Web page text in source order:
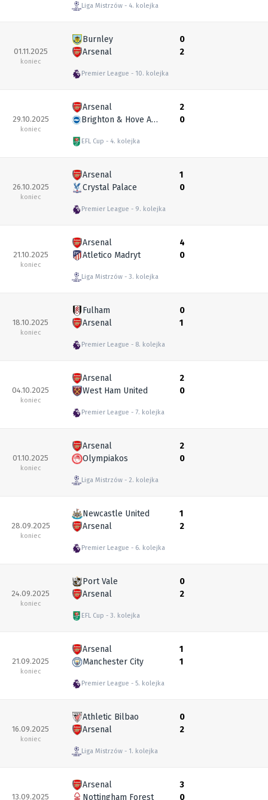
Liga Mistrzów 4. kolejka
01.11.2025
koniec
Burnley
Arsenal
Premier League 10. kolejka
0
2
29.10.2025
koniec
Arsenal
Brighton & Hove Albion
EFL Cup 4. kolejka
2
0
26.10.2025
koniec
Arsenal
Crystal Palace
Premier League 9. kolejka
1
0
21.10.2025
koniec
Arsenal
Atletico Madryt
Liga Mistrzów 3. kolejka
4
0
18.10.2025
koniec
Fulham
Arsenal
Premier League 8. kolejka
0
1
04.10.2025
koniec
Arsenal
West Ham United
Premier League 7. kolejka
2
0
01.10.2025
koniec
Arsenal
Olympiakos
Liga Mistrzów 2. kolejka
2
0
28.09.2025
koniec
Newcastle United
Arsenal
Premier League 6. kolejka
1
2
24.09.2025
koniec
Port Vale
Arsenal
EFL Cup 3. kolejka
0
2
21.09.2025
koniec
Arsenal
Manchester City
Premier League 5. kolejka
1
1
16.09.2025
koniec
Athletic Bilbao
Arsenal
Liga Mistrzów 1. kolejka
0
2
13.09.2025
Arsenal
Nottingham Forest
3
0